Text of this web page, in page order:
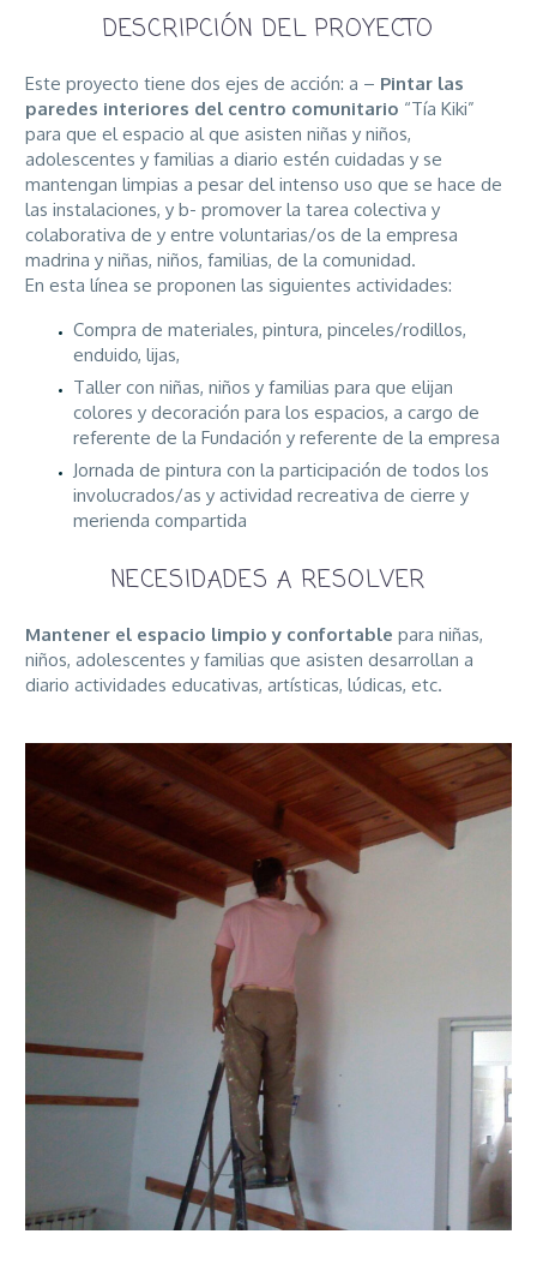
DESCRIPCIÓN DEL PROYECTO
Este proyecto tiene dos ejes de acción: a – Pintar las
paredes interiores del centro comunitario “Tía Kiki”
para que el espacio al que asisten niñas y niños,
adolescentes y familias a diario estén cuidadas y se
mantengan limpias a pesar del intenso uso que se hace de
las instalaciones, y b- promover la tarea colectiva y
colaborativa de y entre voluntarias/os de la empresa
madrina y niñas, niños, familias, de la comunidad.
En esta línea se proponen las siguientes actividades:
Compra de materiales, pintura, pinceles/rodillos,
enduido, lijas,
Taller con niñas, niños y familias para que elijan
colores y decoración para los espacios, a cargo de
referente de la Fundación y referente de la empresa
Jornada de pintura con la participación de todos los
involucrados/as y actividad recreativa de cierre y
merienda compartida
NECESIDADES A RESOLVER
Mantener el espacio limpio y confortable para niñas,
niños, adolescentes y familias que asisten desarrollan a
diario actividades educativas, artísticas, lúdicas, etc.